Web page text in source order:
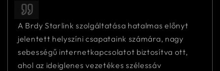
A Brdy Starlink szolgáltatása hatalmas előnyt
jelentett helyszíni csapataink számára, nagy
sebességű internetkapcsolatot biztosítva ott,
ahol az ideiglenes vezetékes szélessáv